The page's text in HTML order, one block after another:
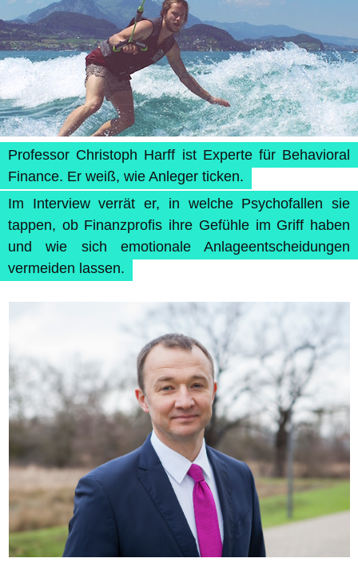
Professor Christoph Harff ist Experte für Behavioral
Finance. Er weiß, wie Anleger ticken.
Im Interview verrät er, in welche Psychofallen sie
tappen, ob Finanzprofis ihre Gefühle im Griff haben
und wie sich emotionale Anlageentscheidungen
vermeiden lassen.